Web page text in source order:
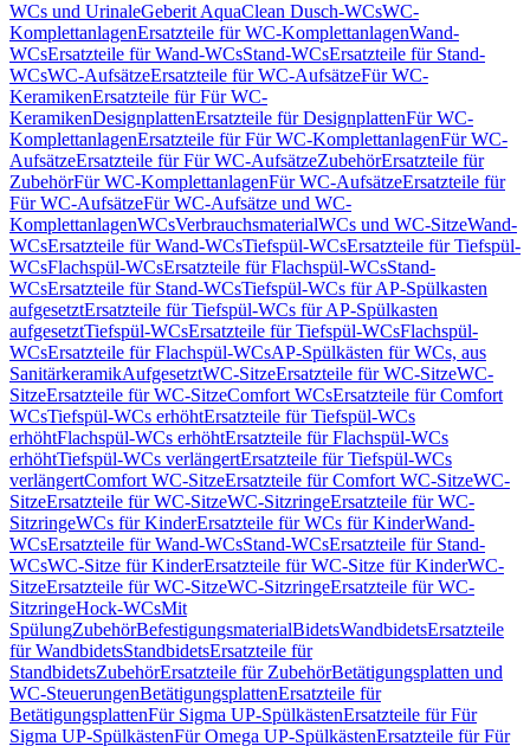
WCs und UrinaleGeberit AquaClean Dusch-WCsWC-
KomplettanlagenErsatzteile für WC-KomplettanlagenWand-
WCsErsatzteile für Wand-WCsStand-WCsErsatzteile für Stand-
WCsWC-AufsätzeErsatzteile für WC-AufsätzeFür WC-
KeramikenErsatzteile für Für WC-
KeramikenDesignplattenErsatzteile für DesignplattenFür WC-
KomplettanlagenErsatzteile für Für WC-KomplettanlagenFür WC-
AufsätzeErsatzteile für Für WC-AufsätzeZubehörErsatzteile für
ZubehörFür WC-KomplettanlagenFür WC-AufsätzeErsatzteile für
Für WC-AufsätzeFür WC-Aufsätze und WC-
KomplettanlagenWCsVerbrauchsmaterialWCs und WC-SitzeWand-
WCsErsatzteile für Wand-WCsTiefspül-WCsErsatzteile für Tiefspül-
WCsFlachspül-WCsErsatzteile für Flachspül-WCsStand-
WCsErsatzteile für Stand-WCsTiefspül-WCs für AP-Spülkasten
aufgesetztErsatzteile für Tiefspül-WCs für AP-Spülkasten
aufgesetztTiefspül-WCsErsatzteile für Tiefspül-WCsFlachspül-
WCsErsatzteile für Flachspül-WCsAP-Spülkästen für WCs, aus
SanitärkeramikAufgesetztWC-SitzeErsatzteile für WC-SitzeWC-
SitzeErsatzteile für WC-SitzeComfort WCsErsatzteile für Comfort
WCsTiefspül-WCs erhöhtErsatzteile für Tiefspül-WCs
erhöhtFlachspül-WCs erhöhtErsatzteile für Flachspül-WCs
erhöhtTiefspül-WCs verlängertErsatzteile für Tiefspül-WCs
verlängertComfort WC-SitzeErsatzteile für Comfort WC-SitzeWC-
SitzeErsatzteile für WC-SitzeWC-SitzringeErsatzteile für WC-
SitzringeWCs für KinderErsatzteile für WCs für KinderWand-
WCsErsatzteile für Wand-WCsStand-WCsErsatzteile für Stand-
WCsWC-Sitze für KinderErsatzteile für WC-Sitze für KinderWC-
SitzeErsatzteile für WC-SitzeWC-SitzringeErsatzteile für WC-
SitzringeHock-WCsMit
SpülungZubehörBefestigungsmaterialBidetsWandbidetsErsatzteile
für WandbidetsStandbidetsErsatzteile für
StandbidetsZubehörErsatzteile für ZubehörBetätigungsplatten und
WC-SteuerungenBetätigungsplattenErsatzteile für
BetätigungsplattenFür Sigma UP-SpülkästenErsatzteile für Für
Sigma UP-SpülkästenFür Omega UP-SpülkästenErsatzteile für Für